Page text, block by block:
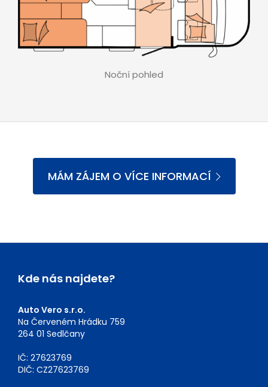
Noční pohled
MÁM ZÁJEM O VÍCE INFORMACÍ
Kde nás najdete?
Auto Vero s.r.o.
Na Červeném Hrádku 759
264 01 Sedlčany
IČ: 27623769
DIČ: CZ27623769